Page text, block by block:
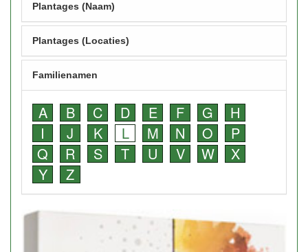
Plantages (Naam)
Plantages (Locaties)
Familienamen
A B C D E F G
H
I
J K L M N O
P
Q
R S T U V W
X
Y
Z